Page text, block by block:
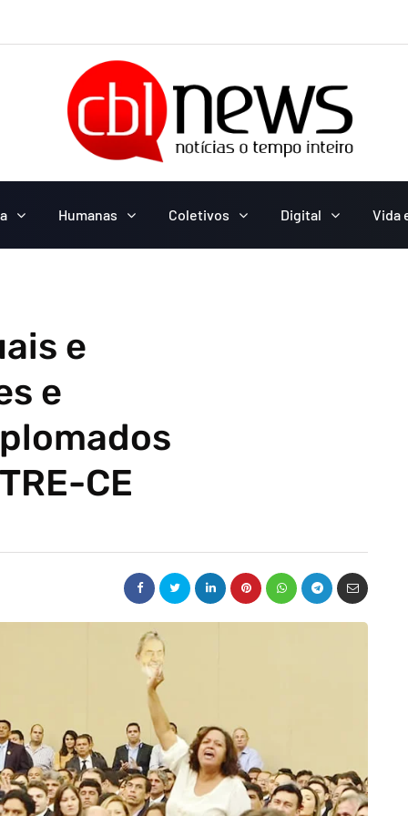
Humanas Coletivos Digital Vida
e
e
CE